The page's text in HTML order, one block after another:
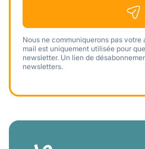
Nous ne communiquerons pas votre
mail est uniquement utilisée pour
newsletter. Un lien de
newsletters.